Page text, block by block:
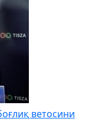
ветосини